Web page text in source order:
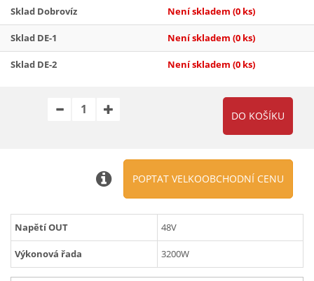
Sklad Dobrovíz Není skladem (0 ks)
Sklad DE-1 Není skladem (0 ks)
Sklad DE-2 Není skladem (0 ks)
POPTAT VELKOOBCHODNÍ CENU
Napětí OUT 48V
Výkonová řada 3200W